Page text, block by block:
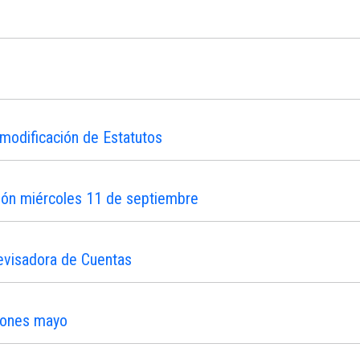
de Estatutos
miércoles 11 de septiembre
de Cuentas
mayo